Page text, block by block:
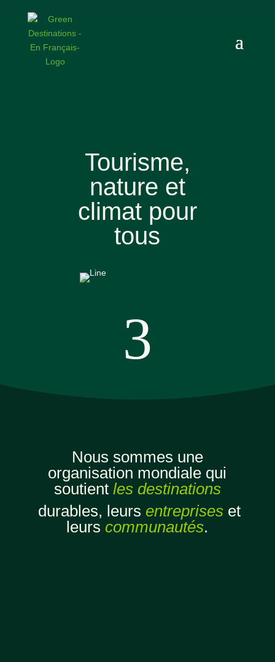
Tourisme,
nature et
climat pour
tous
3
Nous sommes une
organisation mondiale qui
soutient les destinations
durables, leurs entreprises et
leurs communautés.